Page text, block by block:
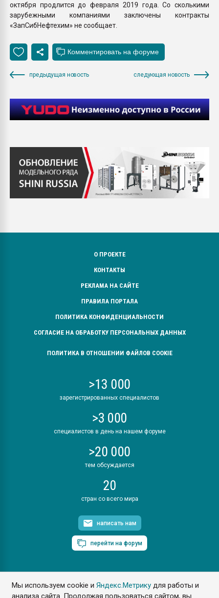
Мы используем cookie иЯндекс.Метрику для работы и
анализа сайта. Продолжая пользоваться сайтом, вы
октября продлится до февраля 2019 года. Со сколькими
зарубежными компаниями заключены контракты
«ЗапСибНефтехим» не сообщает.
предыдущая новость следующая новость
О ПРОЕКТЕ
КОНТАКТЫ
РЕКЛАМА НА САЙТЕ
ПРАВИЛА ПОРТАЛА
ПОЛИТИКА КОНФИДЕНЦИАЛЬНОСТИ
СОГЛАСИЕ НА ОБРАБОТКУ ПЕРСОНАЛЬНЫХ ДАННЫХ
ПОЛИТИКА В ОТНОШЕНИИ ФАЙЛОВ COOKIE
>13 000
зарегистрированных специалистов
>3 000
специалистов в день на нашем форуме
>20 000
тем обсуждается
20
стран со всего мира
написать нам
перейти на форум
ПластЭксперт © 2006. Все права защищены
Разрешается копирование материалов сайта с обязательной